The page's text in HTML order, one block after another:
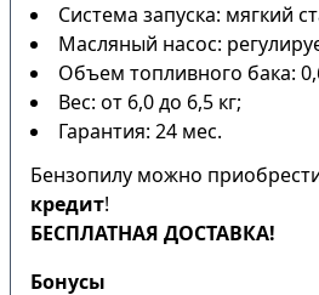
Система запуска: мягкий
Масляный насос:
Объем топливного бака:
Вес: от 6,0 до 6,5 кг;
Гарантия: 24 мес.
Бензопилу можно
кредит!
БЕСПЛАТНАЯ ДОСТАВКА!
Бонусы